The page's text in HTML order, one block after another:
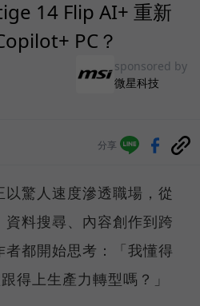
14 Flip AI+ 重新
PC？
sponsored by
微星科技
分享
驚人速度滲透職場，從
料搜尋、內容創作到跨
都開始思考：「我懂得
得上生產力轉型嗎？」